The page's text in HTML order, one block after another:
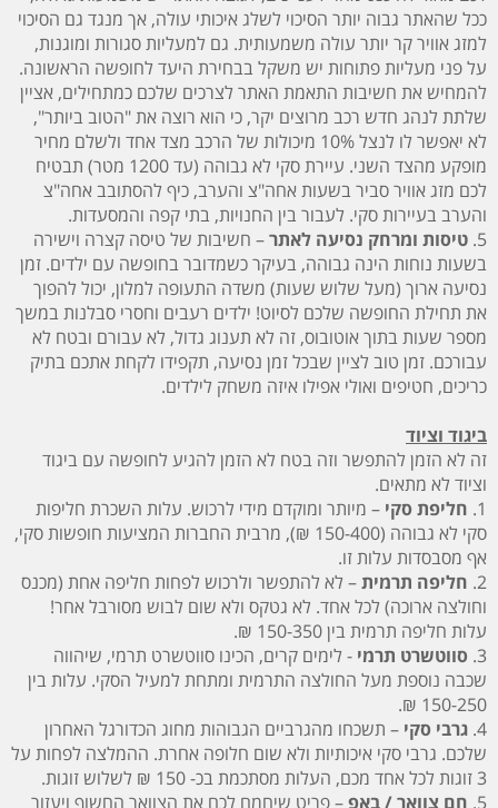
ככל שהאתר גבוה יותר הסיכוי לשלג איכותי עולה, אך מנגד גם הסיכוי
למזג אוויר קר יותר עולה משמעותית. גם למעליות סגורות ומוגנות,
על פני מעליות פתוחות יש משקל בבחירת היעד לחופשה הראשונה.
להמחיש את חשיבות התאמת האתר לצרכים שלכם כמתחילים, אציין
שלתת לנהג חדש רכב מרוצים יקר, כי הוא רוצה את "הטוב ביותר",
לא יאפשר לו לנצל 10% מיכולות של הרכב מצד אחד ולשלם מחיר
מופקע מהצד השני. עיירת סקי לא גבוהה (עד 1200 מטר) תבטיח
לכם מזג אוויר סביר בשעות אחה"צ והערב, כיף להסתובב אחה"צ
והערב בעיירות סקי. לעבור בין החנויות, בתי קפה והמסעדות.
5. טיסות ומרחק נסיעה לאתר– חשיבות של טיסה קצרה וישירה
בשעות נוחות הינה גבוהה, בעיקר כשמדובר בחופשה עם ילדים. זמן
נסיעה ארוך (מעל שלוש שעות) משדה התעופה למלון, יכול להפוך
את תחילת החופשה שלכם לסיוט! ילדים רעבים וחסרי סבלנות במשך
מספר שעות בתוך אוטובוס, זה לא תענוג גדול, לא עבורם ובטח לא
עבורכם. זמן טוב לציין שבכל זמן נסיעה, תקפידו לקחת אתכם בתיק
כריכים, חטיפים ואולי אפילו איזה משחק לילדים.
ביגוד וציוד
זה לא הזמן להתפשר וזה בטח לא הזמן להגיע לחופשה עם ביגוד
וציוד לא מתאים.
1. חליפת סקי – מיותר ומוקדם מידי לרכוש. עלות השכרת חליפות
סקי לא גבוהה (150-400 ₪), מרבית החברות המציעות חופשות סקי,
אף מסבסדות עלות זו.
2. חליפה תרמית– לא להתפשר ולרכוש לפחות חליפה אחת (מכנס
וחולצה ארוכה) לכל אחד. לא גטקס ולא שום לבוש מסורבל אחר!
עלות חליפה תרמית בין 150-350 ₪.
3. סווטשרט תרמי - לימים קרים, הכינו סווטשרט תרמי, שיהווה
שכבה נוספת מעל החולצה התרמית ומתחת למעיל הסקי. עלות בין
150-250 ₪.
4. גרבי סקי – תשכחו מהגרביים הגבוהות מחוג הכדורגל האחרון
שלכם. גרבי סקי איכותיות ולא שום חלופה אחרת. ההמלצה לפחות על
3 זוגות לכל אחד מכם, העלות מסתכמת בכ- 150 ₪ לשלוש זוגות.
5. חם צוואר / באפ– פריט שיחמם לכם את הצוואר החשוף ויעזור